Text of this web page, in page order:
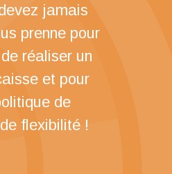
jamais
prenne pour
réaliser un
et pour
de
flexibilité !